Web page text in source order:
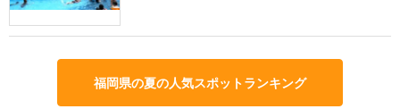
福岡県の夏の人気スポットランキング